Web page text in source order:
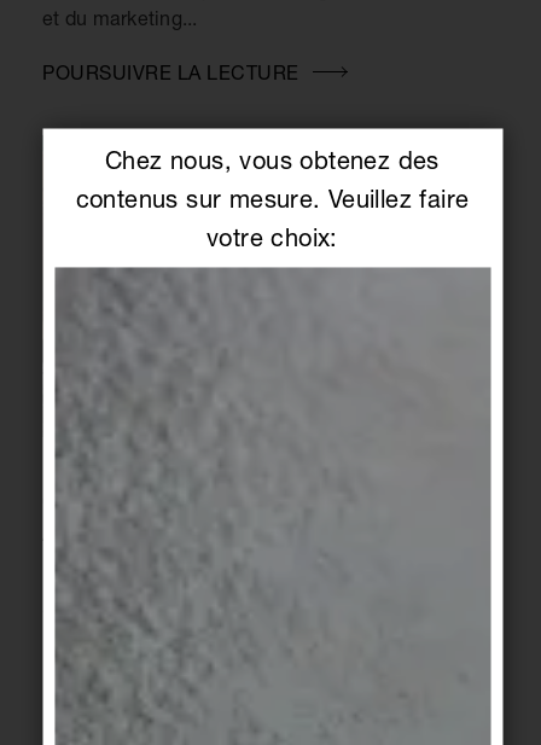
Chez nous, vous obtenez des
contenus sur mesure. Veuillez faire
votre choix:
et du marketing...
POURSUIVRE LA LECTURE
07.04.2026
Léger, rapide, résistant à la corrosion :
de nouvelles références en matière de
rénovation de piscines
La rénovation des piscines datant des années
1960 et 1970 nécessite aujourd'hui des solutions